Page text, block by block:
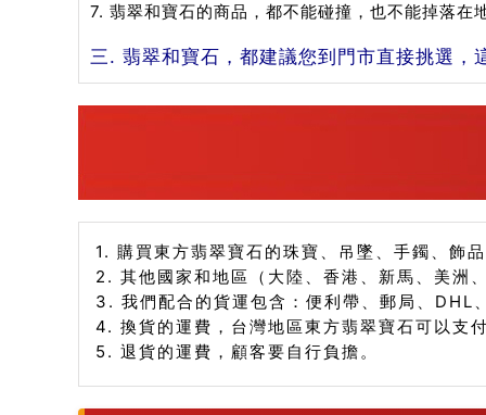
7. 翡翠和寶石的商品，都不能碰撞，也不能掉落
三. 翡翠和寶石，都建議您到門市直接挑選，
1. 購買東方翡翠寶石的珠寶、吊墜、手鐲、飾
2. 其他國家和地區（大陸、香港、新馬、美洲
3. 我們配合的貨運包含：便利帶、郵局、DHL
4. 換貨的運費，台灣地區東方翡翠寶石可以支
5. 退貨的運費，顧客要自行負擔。